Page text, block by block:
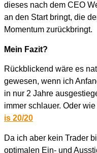
dieses nach dem CEO
an den Start bringt, die
Momentum zurückbringt.
Mein Fazit?
Rückblickend wäre es
gewesen, wenn ich
in nur 2 Jahre
immer schlauer. Oder
is 20/20
Da ich aber kein Trader
optimalen Ein- und